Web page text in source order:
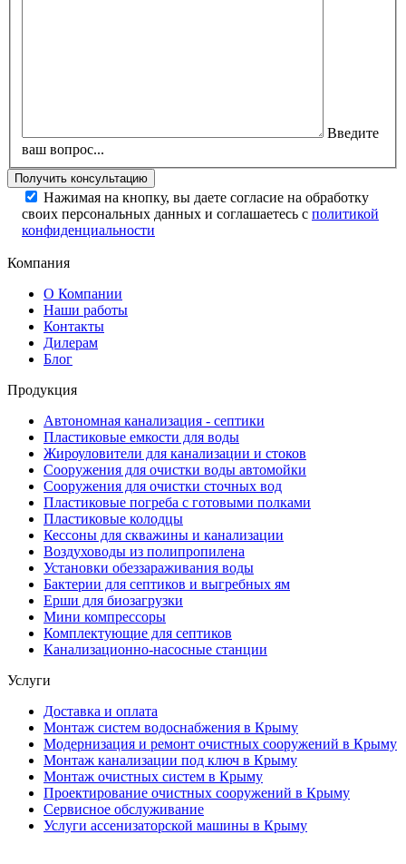
Введите
ваш вопрос...
Нажимая на кнопку, вы даете согласие на обработку
своих персональных данных и соглашаетесь с политикой
конфиденциальности
Компания
О Компании
Наши работы
Контакты
Дилерам
Блог
Продукция
Автономная канализация - септики
Пластиковые емкости для воды
Жироуловители для канализации и стоков
Сооружения для очистки воды автомойки
Сооружения для очистки сточных вод
Пластиковые погреба с готовыми полками
Пластиковые колодцы
Кессоны для скважины и канализации
Воздуховоды из полипропилена
Установки обеззараживания воды
Бактерии для септиков и выгребных ям
Ерши для биозагрузки
Мини компрессоры
Комплектующие для септиков
Канализационно-насосные станции
Услуги
Доставка и оплата
Монтаж систем водоснабжения в Крыму
Модернизация и ремонт очистных сооружений в Крыму
Монтаж канализации под ключ в Крыму
Монтаж очистных систем в Крыму
Проектирование очистных сооружений в Крыму
Сервисное обслуживание
Услуги ассенизаторской машины в Крыму